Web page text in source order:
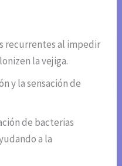
recurrentes al impedir
la vejiga.
y la sensación de
de bacterias
a la